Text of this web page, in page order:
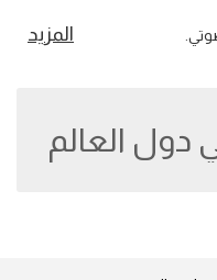
المزيد
دول العالم